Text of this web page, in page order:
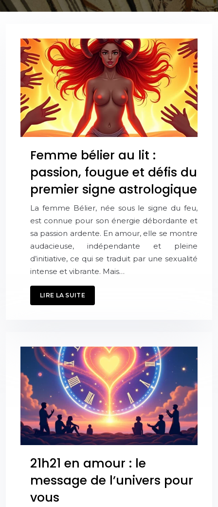
Femme bélier au lit :
passion, fougue et défis du
premier signe astrologique
La femme Bélier, née sous le signe du feu,
est connue pour son énergie débordante et
sa passion ardente. En amour, elle se montre
audacieuse, indépendante et pleine
d’initiative, ce qui se traduit par une sexualité
intense et vibrante. Mais…
LIRE LA SUITE
21h21 en amour : le
message de l’univers pour
vous